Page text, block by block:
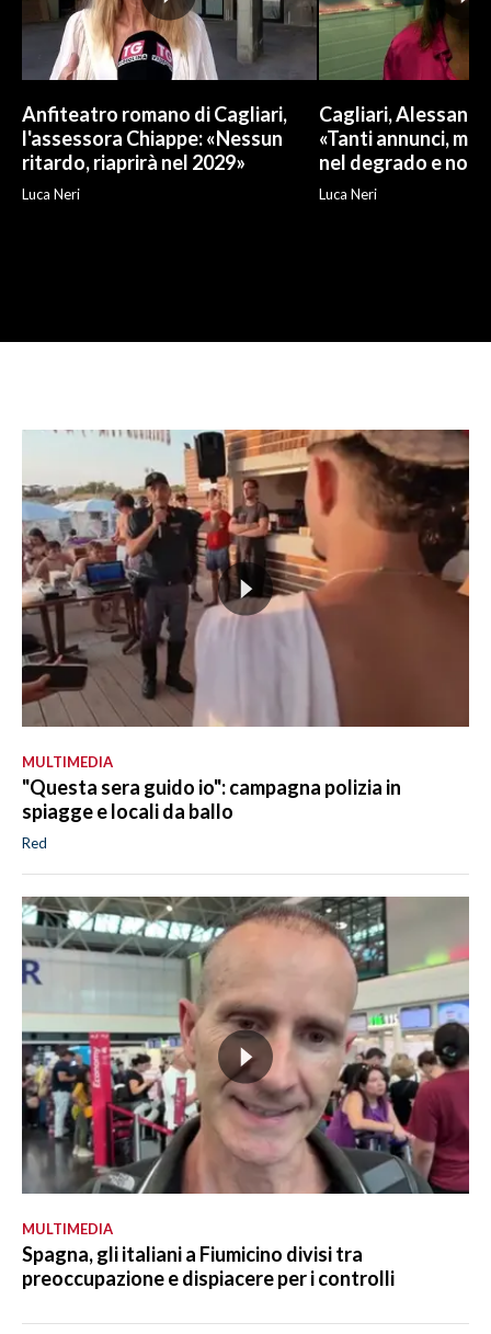
Anfiteatro romano di Cagliari,
l'assessora Chiappe: «Nessun
ritardo, riaprirà nel 2029»
Luca Neri
Cagliari,
«Tanti annunci,
nel degrado e non
Luca Neri
MULTIMEDIA
"Questa sera guido io": campagna polizia in
spiagge e locali da ballo
Red
MULTIMEDIA
Spagna, gli italiani a Fiumicino divisi tra
preoccupazione e dispiacere per i controlli